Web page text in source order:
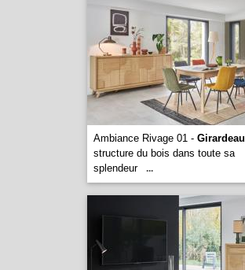
Ambiance Rivage 01 - Girardeau
structure du bois dans toute sa
splendeur
...